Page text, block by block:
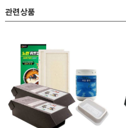
관련상품